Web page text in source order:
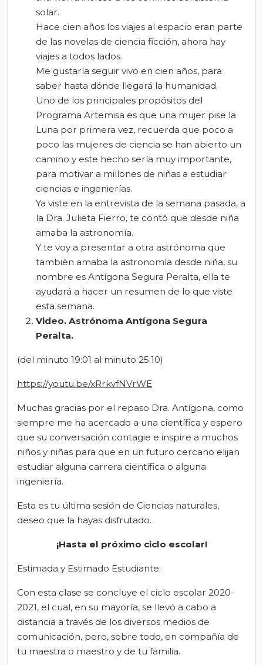
solar.
Hace cien años los viajes al espacio eran parte
de las novelas de ciencia ficción, ahora hay
viajes a todos lados.
Me gustaría seguir vivo en cien años, para
saber hasta dónde llegará la humanidad.
Uno de los principales propósitos del
Programa Artemisa es que una mujer pise la
Luna por primera vez, recuerda que poco a
poco las mujeres de ciencia se han abierto un
camino y este hecho sería muy importante,
para motivar a millones de niñas a estudiar
ciencias e ingenierías.
Ya viste en la entrevista de la semana pasada, a
la Dra. Julieta Fierro, te contó que desde niña
amaba la astronomía.
Y te voy a presentar a otra astrónoma que
también amaba la astronomía desde niña, su
nombre es Antígona Segura Peralta, ella te
ayudará a hacer un resumen de lo que viste
esta semana.
Video. Astrónoma Antígona Segura
Peralta.
(del minuto 19:01 al minuto 25:10)
https://youtu.be/xRrkvfNVrWE
Muchas gracias por el repaso Dra. Antígona, como
siempre me ha acercado a una científica y espero
que su conversación contagie e inspire a muchos
niños y niñas para que en un futuro cercano elijan
estudiar alguna carrera científica o alguna
ingeniería.
Esta es tu última sesión de Ciencias naturales,
deseo que la hayas disfrutado.
¡Hasta el próximo ciclo escolar!
Estimada y Estimado Estudiante:
Con esta clase se concluye el ciclo escolar 2020-
2021, el cual, en su mayoría, se llevó a cabo a
distancia a través de los diversos medios de
comunicación, pero, sobre todo, en compañía de
tu maestra o maestro y de tu familia.